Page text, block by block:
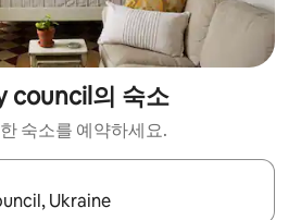
council의 숙소
숙소를 예약하세요.
화살표 키를 사용하거나 터치 또는 스와이